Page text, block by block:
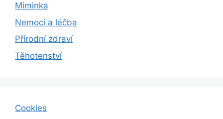
Miminka
Nemoci a léčba
Přírodní zdraví
Těhotenství
Cookies